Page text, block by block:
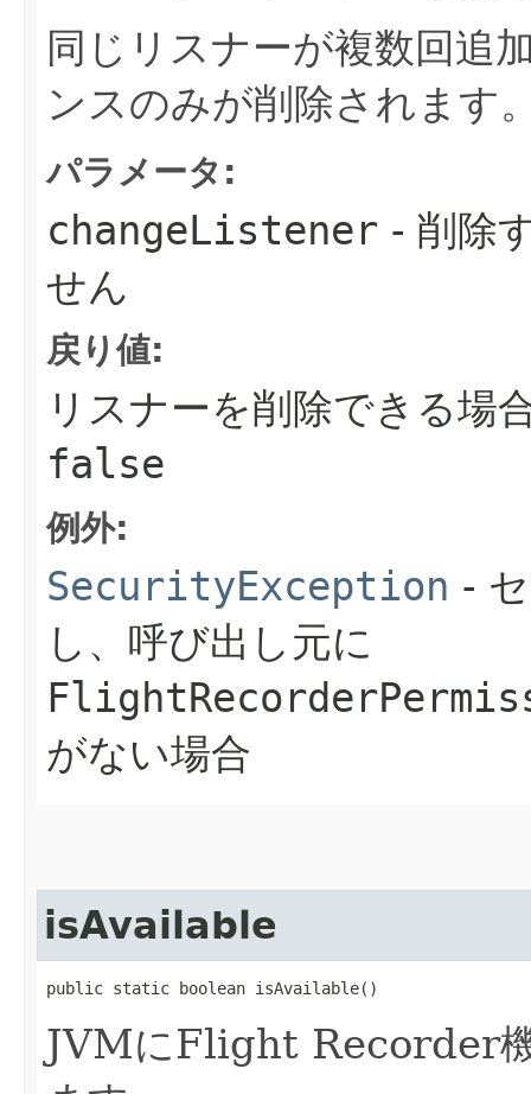
同じリスナーが複数回追
ンスのみが削除されます
パラメータ:
changeListener - 削除
せん
戻り値:
リスナーを削除できる場
false
例外:
SecurityException -
し、呼び出し元に
がない場合
isAvailable
public static boolean isAvailable()
JVMにFlight Recorder